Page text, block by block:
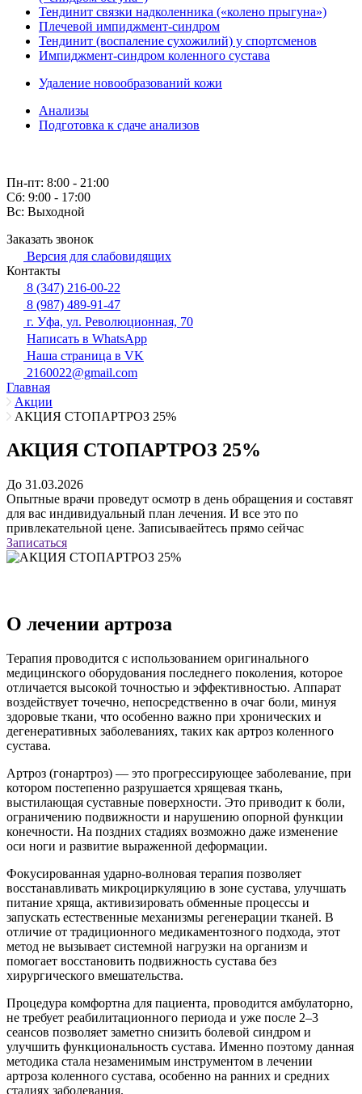
Тендинит связки надколенника («колено прыгуна»)
Плечевой импиджмент-синдром
Тендинит (воспаление сухожилий) у спортсменов
Импиджмент-синдром коленного сустава
Удаление новообразований кожи
Анализы
Подготовка к сдаче анализов
Пн-пт: 8:00 - 21:00
Сб: 9:00 - 17:00
Вс: Выходной
Заказать звонок
Версия для слабовидящих
Контакты
8 (347) 216-00-22
8 (987) 489-91-47
г. Уфа, ул. Революционная, 70
Написать в WhatsApp
Наша страница в VK
2160022@gmail.com
Главная
Акции
АКЦИЯ СТОПАРТРОЗ 25%
АКЦИЯ СТОПАРТРОЗ 25%
До 31.03.2026
Опытные врачи проведут осмотр в день обращения и составят
для вас индивидуальный план лечения. И все это по
привлекательной цене. Записываейтесь прямо сейчас
Записаться
О лечении артроза
Терапия проводится с использованием оригинального
медицинского оборудования последнего поколения, которое
отличается высокой точностью и эффективностью. Аппарат
воздействует точечно, непосредственно в очаг боли, минуя
здоровые ткани, что особенно важно при хронических и
дегенеративных заболеваниях, таких как артроз коленного
сустава.
Артроз (гонартроз) — это прогрессирующее заболевание, при
котором постепенно разрушается хрящевая ткань,
выстилающая суставные поверхности. Это приводит к боли,
ограничению подвижности и нарушению опорной функции
конечности. На поздних стадиях возможно даже изменение
оси ноги и развитие выраженной деформации.
Фокусированная ударно-волновая терапия позволяет
восстанавливать микроциркуляцию в зоне сустава, улучшать
питание хряща, активизировать обменные процессы и
запускать естественные механизмы регенерации тканей. В
отличие от традиционного медикаментозного подхода, этот
метод не вызывает системной нагрузки на организм и
помогает восстановить подвижность сустава без
хирургического вмешательства.
Процедура комфортна для пациента, проводится амбулаторно,
не требует реабилитационного периода и уже после 2–3
сеансов позволяет заметно снизить болевой синдром и
улучшить функциональность сустава. Именно поэтому данная
методика стала незаменимым инструментом в лечении
артроза коленного сустава, особенно на ранних и средних
стадиях заболевания.